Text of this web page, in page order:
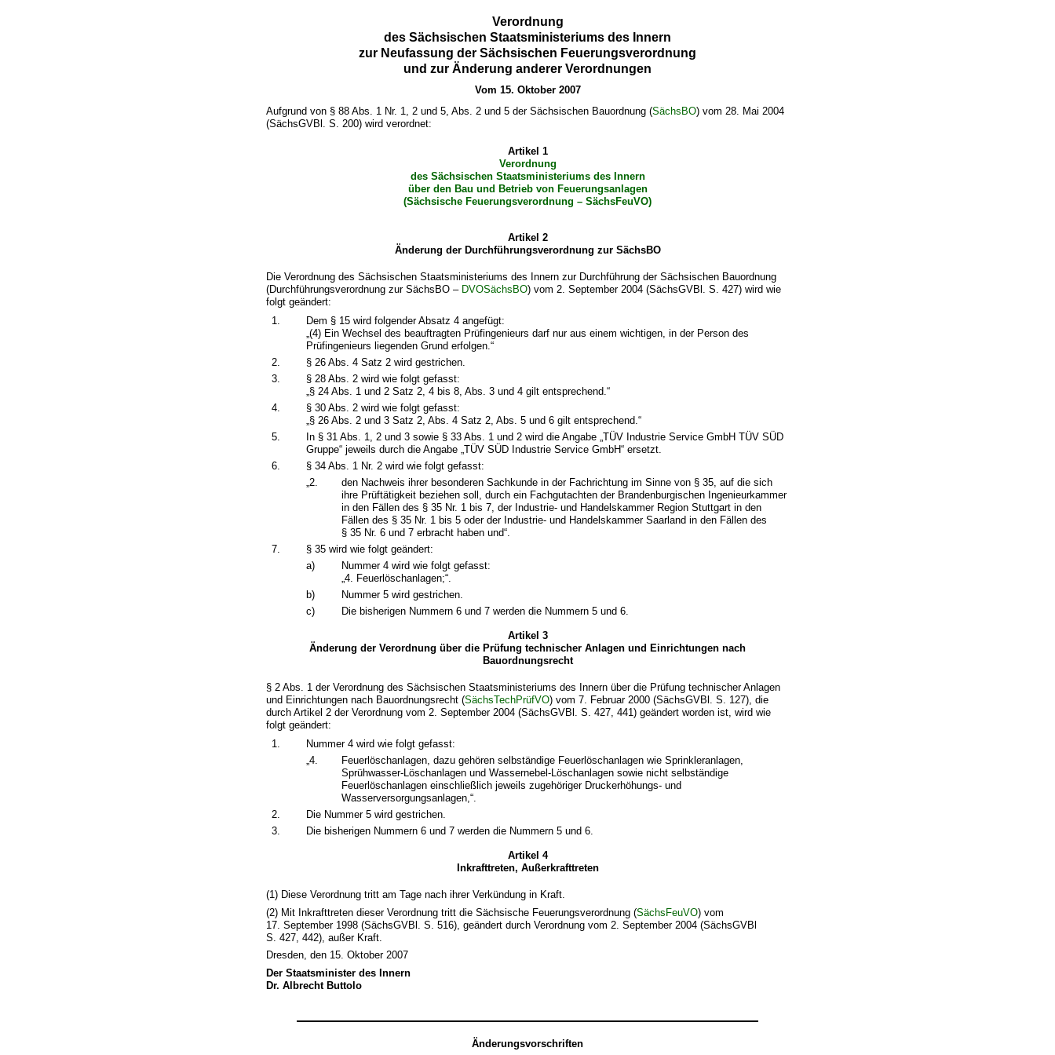
Verordnung
des Sächsischen Staatsministeriums des Innern
zur Neufassung der Sächsischen Feuerungsverordnung
und zur Änderung anderer Verordnungen
Vom 15. Oktober 2007
Aufgrund von § 88 Abs. 1 Nr. 1, 2 und 5, Abs. 2 und 5 der Sächsischen Bauordnung (SächsBO) vom 28. Mai 2004
(SächsGVBl. S. 200) wird verordnet:
Artikel 1
Verordnung
des Sächsischen Staatsministeriums des Innern
über den Bau und Betrieb von Feuerungsanlagen
(Sächsische Feuerungsverordnung – SächsFeuVO)
Artikel 2
Änderung der Durchführungsverordnung zur SächsBO
Die Verordnung des Sächsischen Staatsministeriums des Innern zur Durchführung der Sächsischen Bauordnung
(Durchführungsverordnung zur SächsBO – DVOSächsBO) vom 2. September 2004 (SächsGVBl. S. 427) wird wie
folgt geändert:
1.
Dem § 15 wird folgender Absatz 4 angefügt:
„(4) Ein Wechsel des beauftragten Prüfingenieurs darf nur aus einem wichtigen, in der Person des
Prüfingenieurs liegenden Grund erfolgen.“
2.
§ 26 Abs. 4 Satz 2 wird gestrichen.
3.
§ 28 Abs. 2 wird wie folgt gefasst:
„§ 24 Abs. 1 und 2 Satz 2, 4 bis 8, Abs. 3 und 4 gilt entsprechend.“
4.
§ 30 Abs. 2 wird wie folgt gefasst:
„§ 26 Abs. 2 und 3 Satz 2, Abs. 4 Satz 2, Abs. 5 und 6 gilt entsprechend.“
5.
In § 31 Abs. 1, 2 und 3 sowie § 33 Abs. 1 und 2 wird die Angabe „TÜV Industrie Service GmbH TÜV SÜD
Gruppe“ jeweils durch die Angabe „TÜV SÜD Industrie Service GmbH“ ersetzt.
6.
§ 34 Abs. 1 Nr. 2 wird wie folgt gefasst:
„2.
den Nachweis ihrer besonderen Sachkunde in der Fachrichtung im Sinne von § 35, auf die sich
ihre Prüftätigkeit beziehen soll, durch ein Fachgutachten der Brandenburgischen Ingenieurkammer
in den Fällen des § 35 Nr. 1 bis 7, der Industrie- und Handelskammer Region Stuttgart in den
Fällen des § 35 Nr. 1 bis 5 oder der Industrie- und Handelskammer Saarland in den Fällen des
§ 35 Nr. 6 und 7 erbracht haben und“.
7.
§ 35 wird wie folgt geändert:
a)
Nummer 4 wird wie folgt gefasst:
„4. Feuerlöschanlagen;“.
b)
Nummer 5 wird gestrichen.
c)
Die bisherigen Nummern 6 und 7 werden die Nummern 5 und 6.
Artikel 3
Änderung der Verordnung über die Prüfung technischer Anlagen und Einrichtungen nach
Bauordnungsrecht
§ 2 Abs. 1 der Verordnung des Sächsischen Staatsministeriums des Innern über die Prüfung technischer Anlagen
und Einrichtungen nach Bauordnungsrecht (SächsTechPrüfVO) vom 7. Februar 2000 (SächsGVBl. S. 127), die
durch Artikel 2 der Verordnung vom 2. September 2004 (SächsGVBl. S. 427, 441) geändert worden ist, wird wie
folgt geändert:
1.
Nummer 4 wird wie folgt gefasst:
„4.
Feuerlöschanlagen, dazu gehören selbständige Feuerlöschanlagen wie Sprinkleranlagen,
Sprühwasser-Löschanlagen und Wassernebel-Löschanlagen sowie nicht selbständige
Feuerlöschanlagen einschließlich jeweils zugehöriger Druckerhöhungs- und
Wasserversorgungsanlagen,“.
2.
Die Nummer 5 wird gestrichen.
3.
Die bisherigen Nummern 6 und 7 werden die Nummern 5 und 6.
Artikel 4
Inkrafttreten, Außerkrafttreten
(1) Diese Verordnung tritt am Tage nach ihrer Verkündung in Kraft.
(2) Mit Inkrafttreten dieser Verordnung tritt die Sächsische Feuerungsverordnung (SächsFeuVO) vom
17. September 1998 (SächsGVBl. S. 516), geändert durch Verordnung vom 2. September 2004 (SächsGVBl
S. 427, 442), außer Kraft.
Dresden, den 15. Oktober 2007
Der Staatsminister des Innern
Dr. Albrecht Buttolo
Änderungsvorschriften